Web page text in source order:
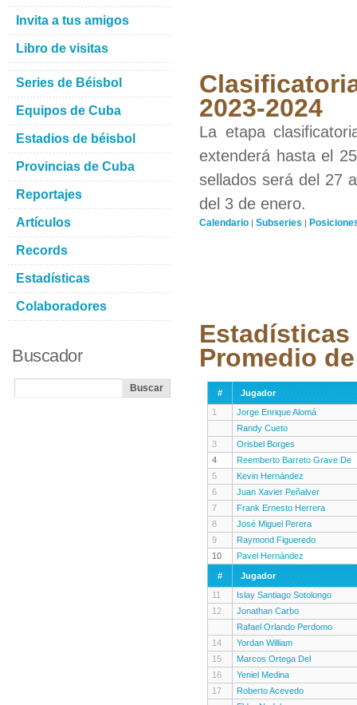
2023-2024
La etapa
extenderá hasta el
sellados será del 27
del 3 de enero.
Calendario | Subseries |
Promedio
#
Jugador
1
Jorge Enrique Alomá
Randy Cueto
3
Orisbel Borges
4
Reemberto Barreto Grave De
5
Kevin Hernández
6
Juan Xavier Peñalver
7
Frank Ernesto Herrera
8
José Miguel Perera
9
Raymond Figueredo
10
Pavel Hernández
#
Jugador
11
Islay Santiago Sotolongo
12
Jonathan Carbo
Rafael Orlando Perdomo
14
Yordan William
15
Marcos Ortega Del
16
Yeniel Medina
17
Roberto Acevedo
Invita a tus amigos
Libro de visitas
Series de Béisbol
Equipos de Cuba
Estadios de béisbol
Provincias de Cuba
Reportajes
Artículos
Records
Estadísticas
Colaboradores
Buscador